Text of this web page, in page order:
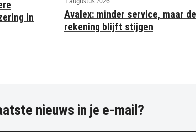
in
Avalex: minder service, maar de
rekening blijft stijgen
nieuws in je e-mail?